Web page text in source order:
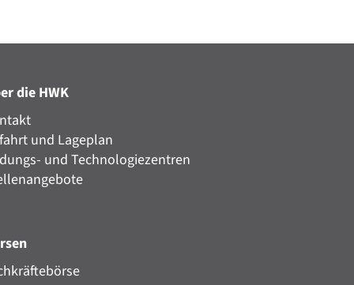
die HWK
und Lageplan
und Technologiezentren